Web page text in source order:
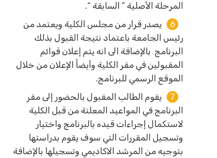
المرحلة الأصلية ” السابقة “.
يصدر قرار من مجلس الكلية ويعتمد من
رئيس الجامعة باعتماد نتيجة القبول بذلك
البرنامج بالإضافة الى انه يتم إعلان قوائم
المقبولين في مقر الكلية وأيضاً الإعلان من خلال
الموقع الرسمي للبرنامج.
يقوم الطالب المقبول بالحضور إلى مقر
البرنامج في المواعيد المعلنة من قبل الكلية
لاستكمال إجراءات قيده بالبرنامج واختيار
وتسجيل المقررات التي سوف يقوم بدراستها
بتوجيه من المرشد الاكاديمي وتسجيلها بالإضافة